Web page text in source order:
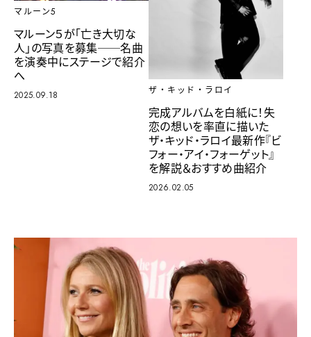
マルーン5
マルーン５が「亡き大切な
人」の写真を募集──名曲
を演奏中にステージで紹介
へ
2025.09.18 ザ・キッド・ラロイ
完成アルバムを白紙に！失
恋の想いを率直に描いた
ザ・キッド・ラロイ最新作『ビ
フォー・アイ・フォーゲット』
を解説＆おすすめ曲紹介
2026.02.05